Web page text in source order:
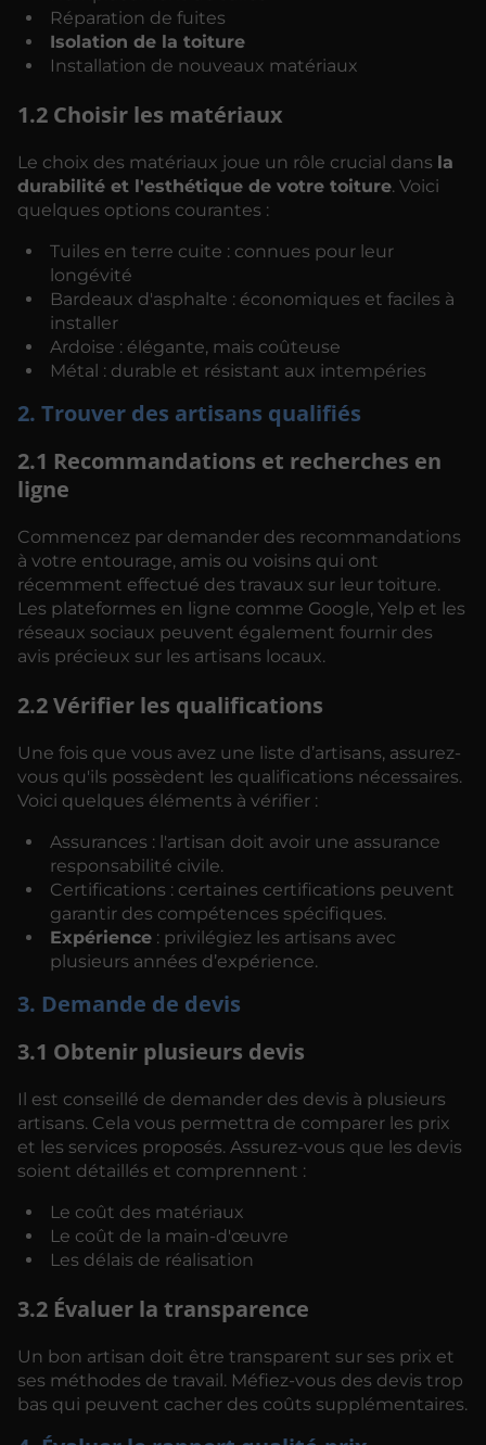
Réparation de fuites
Isolation de la toiture
Installation de nouveaux matériaux
1.2 Choisir les matériaux
Le choix des matériaux joue un rôle crucial dans la
durabilité et l'esthétique de votre toiture. Voici
quelques options courantes :
Tuiles en terre cuite : connues pour leur
longévité
Bardeaux d'asphalte : économiques et faciles à
installer
Ardoise : élégante, mais coûteuse
Métal : durable et résistant aux intempéries
2. Trouver des artisans qualifiés
2.1 Recommandations et recherches en
ligne
Commencez par demander des recommandations
à votre entourage, amis ou voisins qui ont
récemment effectué des travaux sur leur toiture.
Les plateformes en ligne comme Google, Yelp et les
réseaux sociaux peuvent également fournir des
avis précieux sur les artisans locaux.
2.2 Vérifier les qualifications
Une fois que vous avez une liste d’artisans, assurez-
vous qu'ils possèdent les qualifications nécessaires.
Voici quelques éléments à vérifier :
Assurances : l'artisan doit avoir une assurance
responsabilité civile.
Certifications : certaines certifications peuvent
garantir des compétences spécifiques.
Expérience: privilégiez les artisans avec
plusieurs années d’expérience.
3. Demande de devis
3.1 Obtenir plusieurs devis
Il est conseillé de demander des devis à plusieurs
artisans. Cela vous permettra de comparer les prix
et les services proposés. Assurez-vous que les devis
soient détaillés et comprennent :
Le coût des matériaux
Le coût de la main-d'œuvre
Les délais de réalisation
3.2 Évaluer la transparence
Un bon artisan doit être transparent sur ses prix et
ses méthodes de travail. Méfiez-vous des devis trop
bas qui peuvent cacher des coûts supplémentaires.